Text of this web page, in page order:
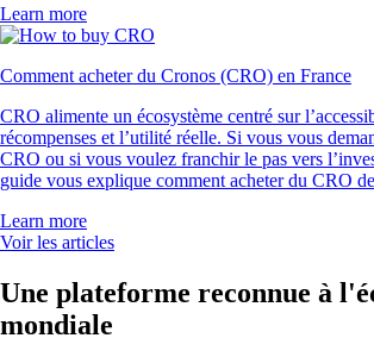
Learn more
Comment acheter du Cronos (CRO) en France
CRO alimente un écosystème centré sur
récompenses et l’utilité réelle. Si vous vous
CRO ou si vous voulez franchir le pas vers
guide vous explique comment acheter du CRO
Learn more
Voir les articles
Une plateforme reconnue à
mondiale